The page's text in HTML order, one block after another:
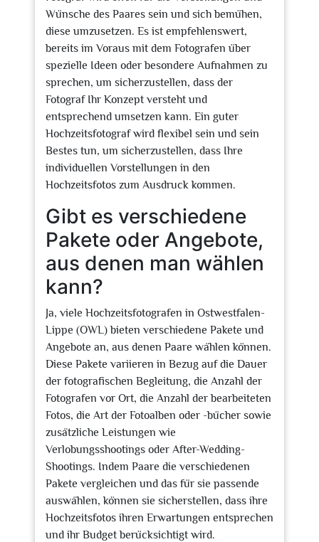
Wünsche des Paares sein und sich bemühen,
diese umzusetzen. Es ist empfehlenswert,
bereits im Voraus mit dem Fotografen über
spezielle Ideen oder besondere Aufnahmen zu
sprechen, um sicherzustellen, dass der
Fotograf Ihr Konzept versteht und
entsprechend umsetzen kann. Ein guter
Hochzeitsfotograf wird flexibel sein und sein
Bestes tun, um sicherzustellen, dass Ihre
individuellen Vorstellungen in den
Hochzeitsfotos zum Ausdruck kommen.
Gibt es verschiedene
Pakete oder Angebote,
aus denen man wählen
kann?
Ja, viele Hochzeitsfotografen in Ostwestfalen-
Lippe (OWL) bieten verschiedene Pakete und
Angebote an, aus denen Paare wählen können.
Diese Pakete variieren in Bezug auf die Dauer
der fotografischen Begleitung, die Anzahl der
Fotografen vor Ort, die Anzahl der bearbeiteten
Fotos, die Art der Fotoalben oder -bücher sowie
zusätzliche Leistungen wie
Verlobungsshootings oder After-Wedding-
Shootings. Indem Paare die verschiedenen
Pakete vergleichen und das für sie passende
auswählen, können sie sicherstellen, dass ihre
Hochzeitsfotos ihren Erwartungen entsprechen
und ihr Budget berücksichtigt wird.